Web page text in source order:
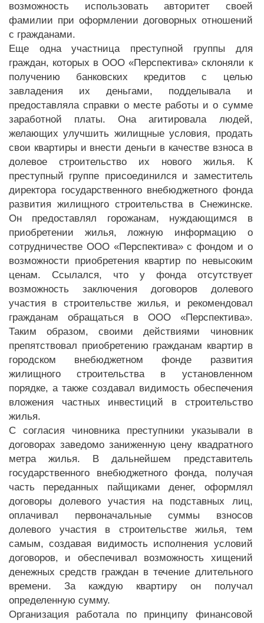
возможность использовать авторитет своей
фамилии при оформлении договорных отношений
с гражданами.
Еще одна участница преступной группы для
граждан, которых в ООО «Перспектива» склоняли к
получению банковских кредитов с целью
завладения их деньгами, подделывала и
предоставляла справки о месте работы и о сумме
заработной платы. Она агитировала людей,
желающих улучшить жилищные условия, продать
свои квартиры и внести деньги в качестве взноса в
долевое строительство их нового жилья. К
преступный группе присоединился и заместитель
директора государственного внебюджетного фонда
развития жилищного строительства в Снежинске.
Он предоставлял горожанам, нуждающимся в
приобретении жилья, ложную информацию о
сотрудничестве ООО «Перспектива» с фондом и о
возможности приобретения квартир по невысоким
ценам. Ссылался, что у фонда отсутствует
возможность заключения договоров долевого
участия в строительстве жилья, и рекомендовал
гражданам обращаться в ООО «Перспектива».
Таким образом, своими действиями чиновник
препятствовал приобретению гражданам квартир в
городском внебюджетном фонде развития
жилищного строительства в установленном
порядке, а также создавал видимость обеспечения
вложения частных инвестиций в строительство
жилья.
С согласия чиновника преступники указывали в
договорах заведомо заниженную цену квадратного
метра жилья. В дальнейшем представитель
государственного внебюджетного фонда, получая
часть переданных пайщиками денег, оформлял
договоры долевого участия на подставных лиц,
оплачивал первоначальные суммы взносов
долевого участия в строительстве жилья, тем
самым, создавая видимость исполнения условий
договоров, и обеспечивал возможность хищений
денежных средств граждан в течение длительного
времени. За каждую квартиру он получал
определенную сумму.
Организация работала по принципу финансовой